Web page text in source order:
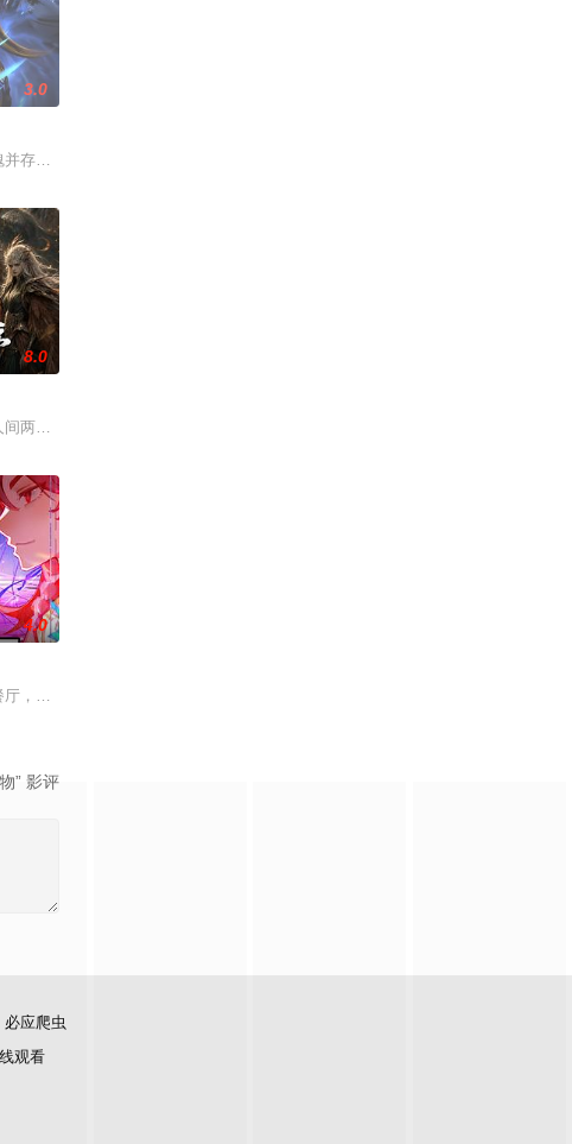
渡入佛门）、辽国女粉丝耶律云（
3.0
存的世界，灵修一念动山河，武者徒手撕天地。星辰镇昔日天才辰天，
在天运大陆南云帝国有名的“废
8.0
两界，由太极壁垒相隔，域外虚无异境滋生侵蚀神魂、扰乱秩序的暗紫
典、结合潮流、呈现崭新的花仙子
4.0
，下一秒竟然血流成河……明明是爱民如子的君王下一秒竟然变成嗜血
” 影评
必应爬虫
观看